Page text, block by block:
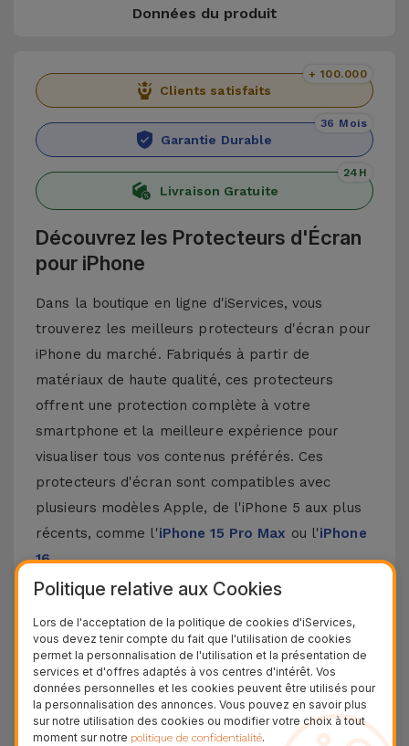
Données du produit
Clients satisfaits
+ 100.000
Garantie Durable
36 Mois
Livraison Gratuite
24H
Découvrez les Protecteurs d'Écran
pour iPhone
Dans la boutique en ligne d'iServices, vous
trouverez les meilleurs protecteurs d'écran pour
iPhone du marché. Fabriqués à partir de
matériaux de haute qualité, ces protecteurs
offrent une protection complète à votre
smartphone et la meilleure expérience pour
visualiser tous vos contenus préférés. Ces
protecteurs d'écran sont compatibles avec
plusieurs modèles Apple, de l'iPhone 5 aux plus
récents, comme l'iPhone 15 Pro Max ou l'iPhone
16.
Comment poser un protecteur d'écran
pour iPhone ?
Poser un protecteur d'écran pour iPhone est
assez simple. Chez iServices, nos protecteurs en
verre pour iPhone sont fournis avec un kit qui
rend ce processus encore plus facile. Assurez-
Politique relative aux Cookies
Lors de l'acceptation de la politique de cookies d'iServices,
vous devez tenir compte du fait que l'utilisation de cookies
permet la personnalisation de l'utilisation et la présentation de
services et d'offres adaptés à vos centres d'intérêt. Vos
données personnelles et les cookies peuvent être utilisés pour
la personnalisation des annonces. Vous pouvez en savoir plus
sur notre utilisation des cookies ou modifier votre choix à tout
moment sur notre politique de confidentialité.